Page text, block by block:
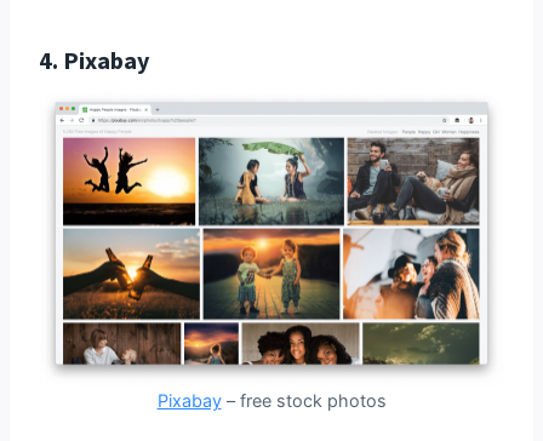
4. Pixabay
Pixabay– free stock photos